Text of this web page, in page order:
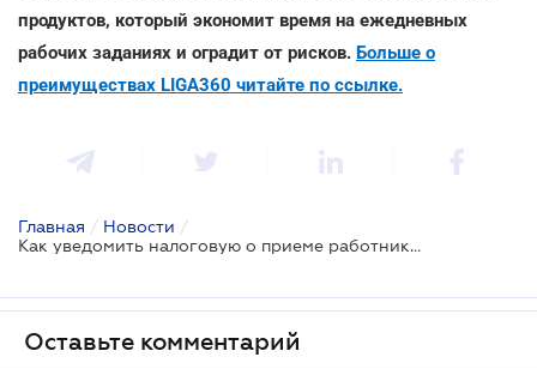
продуктов, который экономит время на ежедневных
рабочих заданиях и оградит от рисков. Больше о
преимуществах LIGA360 читайте по ссылке.
Главная / Новости /
Как уведомить налоговую о приеме работника на работу через Е-кабинет
Оставьте комментарий